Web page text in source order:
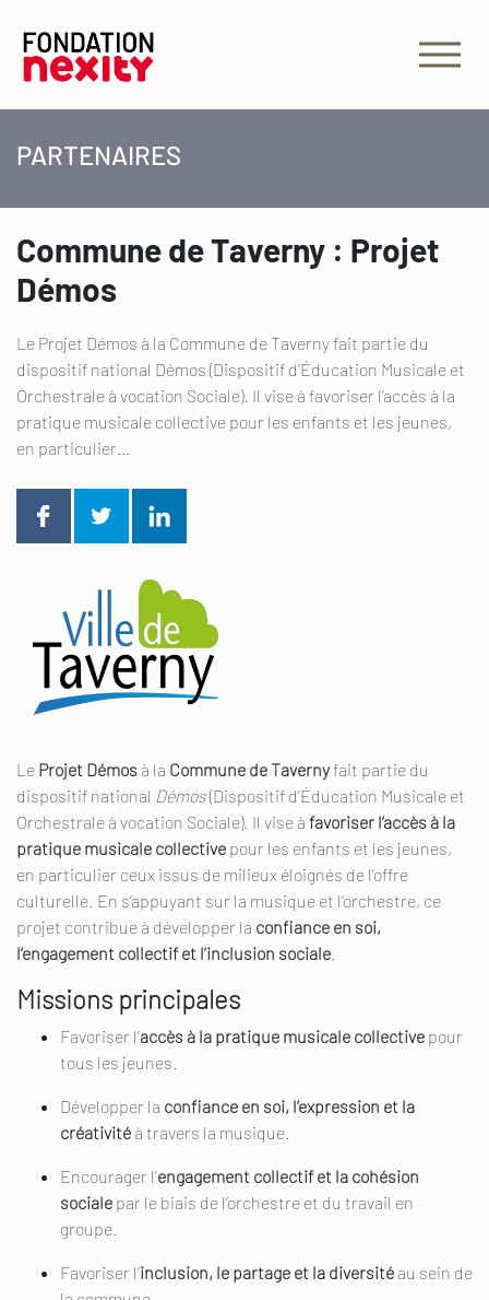
PARTENAIRES
Commune de Taverny : Projet
Démos
Le Projet Démos à la Commune de Taverny fait partie du
dispositif national Démos (Dispositif d’Éducation Musicale et
Orchestrale à vocation Sociale). Il vise à favoriser l’accès à la
pratique musicale collective pour les enfants et les jeunes,
en particulier…
Le Projet Démos à la Commune de Tavernyfait partie du
dispositif national Démos(Dispositif d’Éducation Musicale et
Orchestrale à vocation Sociale). Il vise à favoriser l’accès à la
pratique musicale collective pour les enfants et les jeunes,
en particulier ceux issus de milieux éloignés de l’offre
culturelle. En s’appuyant sur la musique et l’orchestre, ce
projet contribue à développer la confiance en soi,
l’engagement collectif et l’inclusion sociale
Missions principales
Favoriser l’accès à la pratique musicale collective pour
tous les jeunes.
Développer la confiance en soi, l’expression et la
créativité à travers la musique.
Encourager l’engagement collectif et la cohésion
sociale par le biais de l’orchestre et du travail en
groupe.
Favoriser l’inclusion, le partage et la diversité au sein de